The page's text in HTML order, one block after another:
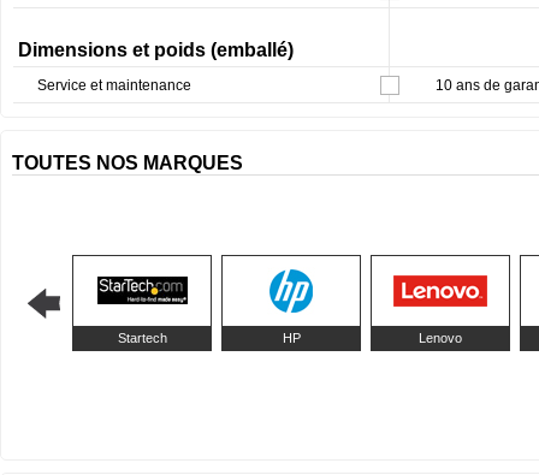
Dimensions et poids (emballé)
Service et maintenance 10 ans de
TOUTES NOS MARQUES
Startech HP Lenovo